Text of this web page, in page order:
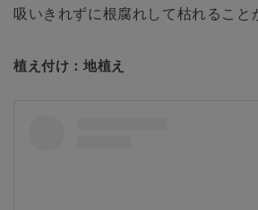
吸いきれずに根腐れして枯れること
植え付け：地植え